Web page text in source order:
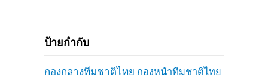
ป้ายกำกับ
กองกลางทีมชาติไทย กองหน้าทีมชาติไทย